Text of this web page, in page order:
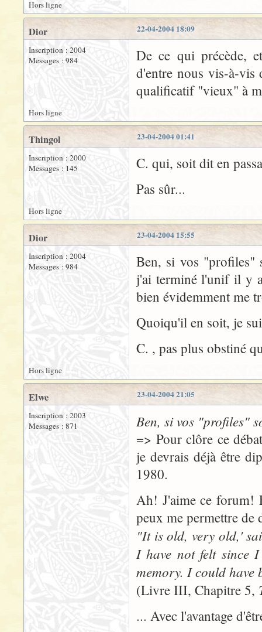
Hors ligne
22-04-2004 18:09
Dior
Inscription : 2004
Messages : 984
De ce qui précède,
d'entre nous vis-à-vis
qualificatif "vieux" à
Hors ligne
23-04-2004 01:41
Thingol
Inscription : 2000
Messages : 145
C. qui, soit dit en
Pas sûr...
Hors ligne
23-04-2004 15:55
Dior
Inscription : 2004
Messages : 984
Ben, si vos "profiles"
j'ai terminé l'unif il y
bien évidemment me
Quoiqu'il en soit, je
C. , pas plus obstiné
Hors ligne
23-04-2004 21:05
Elwe
Inscription : 2003
Messages : 871
Ben, si vos "profiles"
=> Pour clôre ce
je devrais déjà être
1980.
Ah! J'aime ce forum!
peux me permettre de
"It is old, very old,'
I have not felt since
memory. I could have
(Livre III, Chapitre 5,
... Avec l'avantage